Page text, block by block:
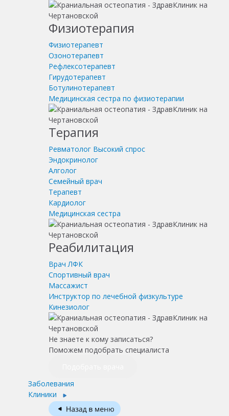
Физиотерапия
Физиотерапевт
Озонотерапевт
Рефлексотерапевт
Гирудотерапевт
Ботулинотерапевт
Медицинская сестра по физиотерапии
Терапия
Ревматолог Высокий спрос
Эндокринолог
Алголог
Семейный врач
Терапевт
Кардиолог
Медицинская сестра
Реабилитация
Врач ЛФК
Спортивный врач
Массажист
Инструктор по лечебной физкультуре
Кинезиолог
Не знаете к кому записаться?
Поможем подобрать специалиста
Заболевания
Клиники